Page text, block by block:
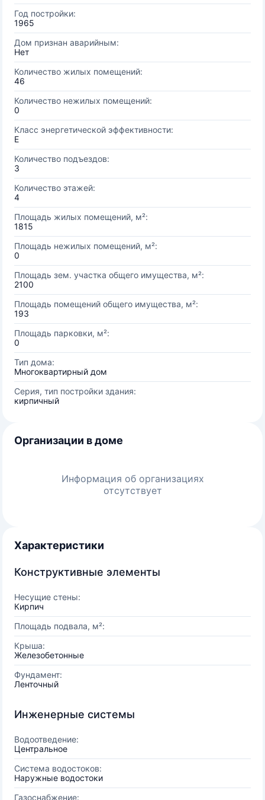
Год постройки:
1965
Дом признан аварийным:
Нет
Количество жилых помещений:
46
Количество нежилых помещений:
0
Класс энергетической эффективности:
E
Количество подъездов:
3
Количество этажей:
4
Площадь жилых помещений, м²:
1815
Площадь нежилых помещений, м²:
0
Площадь зем. участка общего имущества, м²:
2100
Площадь помещений общего имущества, м²:
193
Площадь парковки, м²:
0
Тип дома:
Многоквартирный дом
Серия, тип постройки здания:
кирпичный
Организации в доме
Информация об организациях
отсутствует
Характеристики
Конструктивные элементы
Несущие стены:
Кирпич
Площадь подвала, м²:
Крыша:
Железобетонные
Фундамент:
Ленточный
Инженерные системы
Водоотведение:
Центральное
Система водостоков:
Наружные водостоки
Газоснабжение: